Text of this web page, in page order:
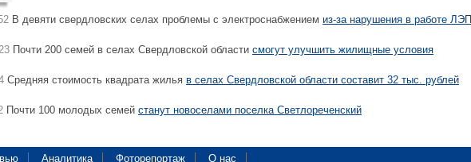
В девяти свердловских селах проблемы с электроснабжением из-за нарушения в работе ЛЭП
Почти 200 семей в селах Свердловской области смогут улучшить жилищные условия
Средняя стоимость квадрата жилья в селах Свердловской области составит 32 тыс. рублей
Почти 100 молодых семей станут новоселами поселка Светлореченский
Аналитика Фоторепортаж О нас